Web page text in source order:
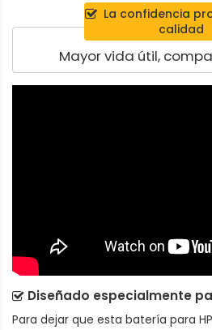
La confidencia
calidad
Mayor vida útil,
Diseñado especialmente
Para dejar que esta batería para HP